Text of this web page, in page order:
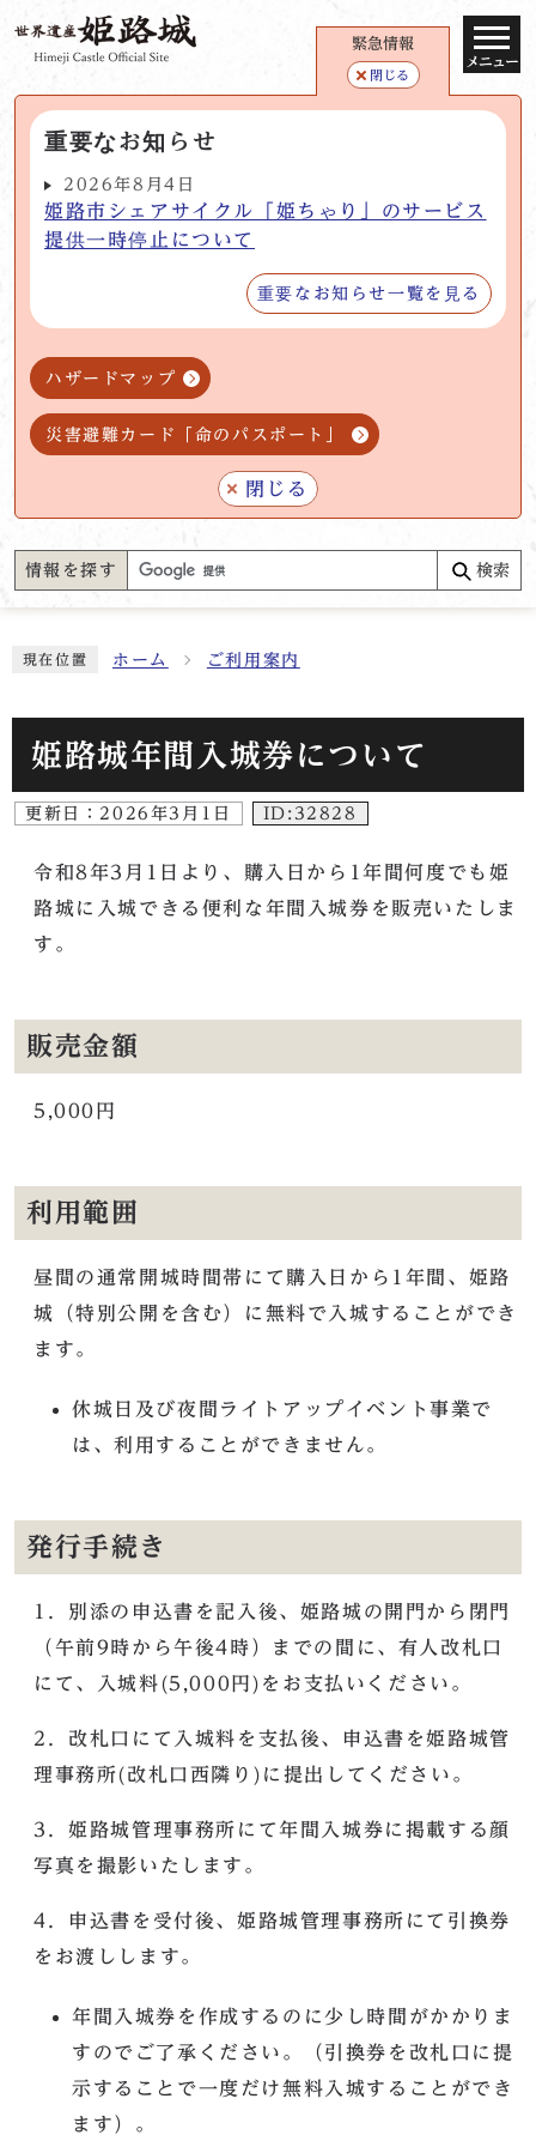
緊急情報
閉じる
重要なお知らせ
2026年8月4日
姫路市シェアサイクル「姫ちゃり」のサービス
提供一時停止について
重要なお知らせ一覧を見る
ハザードマップ
災害避難カード「命のパスポート」
閉じる
情報を探す 検索
メニュー
現在位置 ホーム ご利用案内
姫路城年間入城券について
更新日： 2026年3月1日 ID:32828
令和8年3月1日より、購入日から1年間何度でも姫
路城に入城できる便利な年間入城券を販売いたしま
す。
販売金額
5,000円
利用範囲
昼間の通常開城時間帯にて購入日から1年間、姫路
城（特別公開を含む）に無料で入城することができ
ます。
休城日及び夜間ライトアップイベント事業で
は、利用することができません。
発行手続き
1．別添の申込書を記入後、姫路城の開門から閉門
（午前9時から午後4時）までの間に、有人改札口
にて、入城料(5,000円)をお支払いください。
2．改札口にて入城料を支払後、申込書を姫路城管
理事務所(改札口西隣り)に提出してください。
3．姫路城管理事務所にて年間入城券に掲載する顔
写真を撮影いたします。
4．申込書を受付後、姫路城管理事務所にて引換券
をお渡しします。
年間入城券を作成するのに少し時間がかかりま
すのでご了承ください。（引換券を改札口に提
示することで一度だけ無料入城することができ
ます）。